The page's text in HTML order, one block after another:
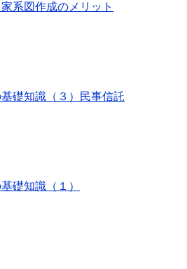
系図作成のメリット
礎知識（３）民事信託
礎知識（１）